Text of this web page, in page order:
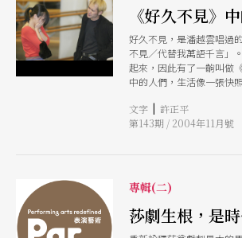
《好久不見》
好久不見，是潘越雲唱過
不見／代替我萬語千言」
起來，因此有了一齣叫做
中的人們，生活像一張快
《好久不見》，其中有那萬
文字 | 許正平
第143期 / 2004年11月號
專輯(二)
莎劇生根，是時